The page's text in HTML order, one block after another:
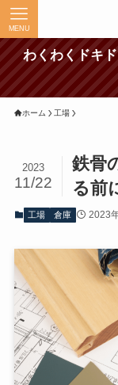
MENU
わくわくドキ
ホーム 工場
鉄骨
る前
2023
11/22
工場 倉庫 2023